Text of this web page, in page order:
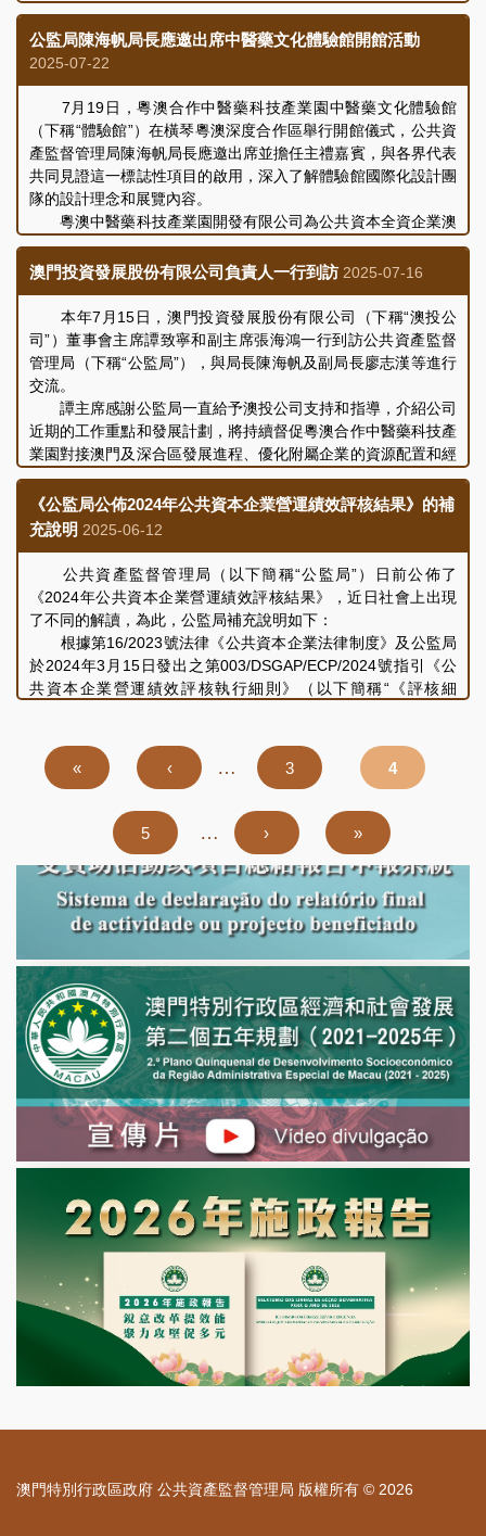
公監局陳海帆局長應邀出席中醫藥文化體驗館開館活動
2025-07-22
7月19日，粵澳合作中醫藥科技產業園中醫藥文化體驗館
（下稱“體驗館”）在橫琴粵澳深度合作區舉行開館儀式，公共資
產監督管理局陳海帆局長應邀出席並擔任主禮嘉賓，與各界代表
共同見證這一標誌性項目的啟用，深入了解體驗館國際化設計團
隊的設計理念和展覽內容。
粵澳中醫藥科技產業園開發有限公司為公共資本全資企業澳
門投資發展有限公司的附屬公司，體驗館為該公司開拓的重點項
目。作為粵澳合作中醫藥科技產業園大健康產業的重要平台，體
方米，採用創新的沉浸式體驗，為產業園開創“大健康+旅遊”融
合發展注入新動能，助力中醫藥文化走向世界，充分體現了公共
資本企業在促進區域合作、服務經濟社會多元發展中的積極作
用。
澳門投資發展股份有限公司負責人一行到訪 2025-07-16
本年7月15日，澳門投資發展股份有限公司（下稱“澳投公
司”）董事會主席譚致寧和副主席張海鴻一行到訪公共資產監督
管理局（下稱“公監局”），與局長陳海帆及副局長廖志漢等進行
交流。
譚主席感謝公監局一直給予澳投公司支持和指導，介紹公司
近期的工作重點和發展計劃，將持續督促粵澳合作中醫藥科技產
業園對接澳門及深合區發展進程、優化附屬企業的資源配置和經
營效益，助力本澳經濟適度多元發展的目標。
陳局長祝賀譚主席履新，相信憑藉其在法律界和金融業的專
業知識和經驗，將為澳投公司創造更多的發展機遇。會議上，雙
論，會議取得良好成效。
《公監局公佈2024年公共資本企業營運績效評核結果》的補
充說明 2025-06-12
公共資產監督管理局（以下簡稱“公監局”）日前公佈了
《2024年公共資本企業營運績效評核結果》，近日社會上出現
了不同的解讀，為此，公監局補充說明如下：
根據第16/2023號法律《公共資本企業法律制度》及公監局
於2024年3月15日發出之第003/DSGAP/ECP/2024號指引《公
共資本企業營運績效評核執行細則》（以下簡稱“《評核細
則》進一步細化評核指標，分為一級指標和二級指標：一級指標
包括經濟指標、管理指標、社會責任指標、任務指標，以及改革
形成若干指標，共同構成對一級指標進行評核的要素及依據。就
《公共資本企業法律制度》及《評核細則》所規定的評核要素、
方式、程序、各項評核指標及評核結果已公佈於公監局網頁
(https://www.dsgap.gov.mo)。
由於各公共資本企業在設立背景、發展歷程、所營事業、管
理基礎不同，企業的規模、業務特點、經營情況方面存在客觀差
異，因此，公監局按各企業設立的宗旨、目標、所營事業性質及
業務類型將其劃分為商業產業類和社會事業類，並充分考慮各企
業實際情況訂定相關評核指標。2024年度為《公共資本企業法
律制度》生效後的首個評核年度，而該法律對被評核企業提出了
一系列制度建設及完善的明確要求，因此，在各項一級指標中，
“管理指標”為2024年度對所有企業進行評核的重點指標，主要關
注企業治理結構建設的合理性與規範性、內部管理制度建立健
全、守法合規經營，以及資訊披露規範性。
對於評核中所發現的不足及問題，公監局要求被評核企業予
以正視及通過各種方法積極作出改善。
PaginationFirst
page
«
Previous
page
‹ …
頁
面
3
頁
面
4
頁
面
5 …
下
一
頁
›
Last
page
»
澳門特別行政區政府 公共資產監督管理局 版權所有 © 2026